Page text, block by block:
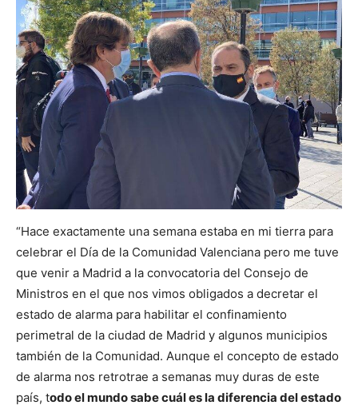
“Hace exactamente una semana estaba en mi tierra para
celebrar el Día de la Comunidad Valenciana pero me tuve
que venir a Madrid a la convocatoria del Consejo de
Ministros en el que nos vimos obligados a decretar el
estado de alarma para habilitar el confinamiento
perimetral de la ciudad de Madrid y algunos municipios
también de la Comunidad. Aunque el concepto de estado
de alarma nos retrotrae a semanas muy duras de este
país, todo el mundo sabe cuál es la diferencia del estado